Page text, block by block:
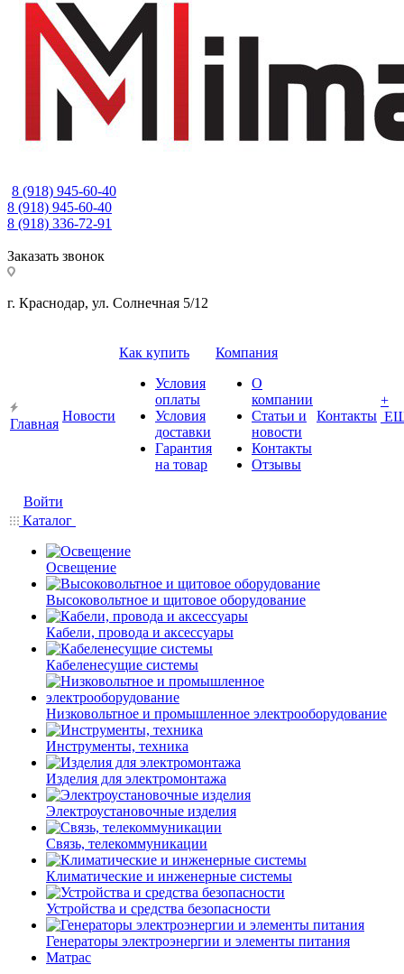
8 (918) 945-60-40
8 (918) 945-60-40
8 (918) 336-72-91
Заказать звонок
г. Краснодар, ул. Солнечная 5/12
Главная
Новости
Как купить
Условия
оплаты
Условия
доставки
Гарантия
на товар
Компания
О
компании
Статьи и
новости
Контакты
Отзывы
Контакты
+
Войти
Каталог
Освещение
Высоковольтное и щитовое оборудование
Кабели, провода и аксессуары
Кабеленесущие системы
Низковольтное и промышленное электрооборудование
Инструменты, техника
Изделия для электромонтажа
Электроустановочные изделия
Связь, телекоммуникации
Климатические и инженерные системы
Устройства и средства безопасности
Генераторы электроэнергии и элементы питания
Матрас